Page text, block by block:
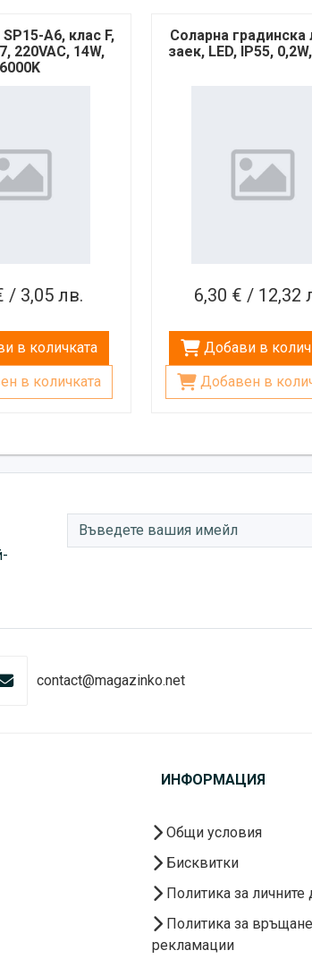
A6, клас F,
220VAC, 14W,
6000K
/ 3,05 лв.
в количката
в количката
Соларна градинска
заек, LED, IP55,
6,30 € / 12,32
Добави в
Добавен в
contact@magazinko.net
ИНФОРМАЦИЯ
Общи условия
Бисквитки
Политика за личните
Политика за
рекламации